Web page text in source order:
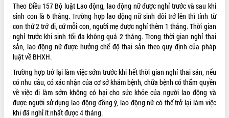
HỆ THỐNG VĂN BẢN
VĂN BẢN HĐND TỈNH
ĐIỂM TIN VĂN BẢN
QUY HOẠCH - KẾ HOẠCH
QUẢNG CÁO
Theo Điều 157 Bộ luật Lao động, lao động nữ được nghỉ trước và sau khi
sinh con là 6 tháng. Trường hợp lao động nữ sinh đôi trở lên thì tính từ
con thứ 2 trở đi, cứ mỗi con, người mẹ được nghỉ thêm 1 tháng. Thời gian
nghỉ trước khi sinh tối đa không quá 2 tháng. Trong thời gian nghỉ thai
sản, lao động nữ được hưởng chế độ thai sản theo quy định của pháp
luật về BHXH.
Trường hợp trở lại làm việc sớm trước khi hết thời gian nghỉ thai sản, nếu
có nhu cầu, có xác nhận của cơ sở khám bệnh, chữa bệnh có thẩm quyền
về việc đi làm sớm không có hại cho sức khỏe của người lao động và
được người sử dụng lao động đồng ý, lao động nữ có thể trở lại làm việc
khi đã nghỉ ít nhất được 4 tháng.